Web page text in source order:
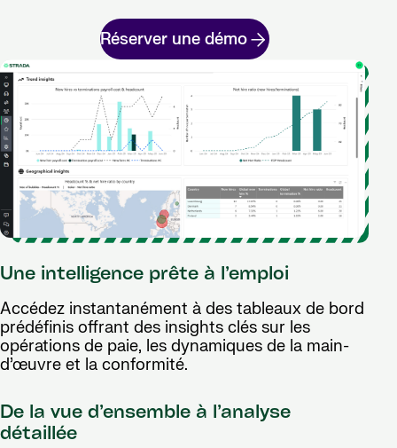
Réserver une démo
Une intelligence prête à l’emploi
Accédez instantanément à des tableaux de bord
prédéfinis offrant des insights clés sur les
opérations de paie, les dynamiques de la main-
d’œuvre et la conformité.
De la vue d’ensemble à l’analyse
détaillée